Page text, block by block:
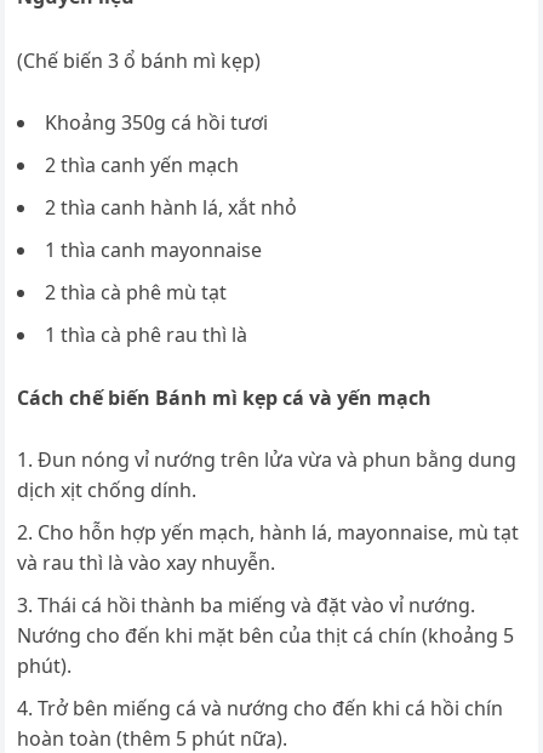
(Chế biến 3 ổ bánh mì kẹp)
Khoảng 350g cá hồi tươi
2 thìa canh yến mạch
2 thìa canh hành lá, xắt nhỏ
1 thìa canh mayonnaise
2 thìa cà phê mù tạt
1 thìa cà phê rau thì là
Cách chế biến Bánh mì kẹp cá và yến mạch
Đun nóng vỉ nướng trên lửa vừa và phun bằng dung
dịch xịt chống dính.
Cho hỗn hợp yến mạch, hành lá, mayonnaise, mù tạt
và rau thì là vào xay nhuyễn.
Thái cá hồi thành ba miếng và đặt vào vỉ nướng.
Nướng cho đến khi mặt bên của thịt cá chín (khoảng 5
phút).
Trở bên miếng cá và nướng cho đến khi cá hồi chín
hoàn toàn (thêm 5 phút nữa).